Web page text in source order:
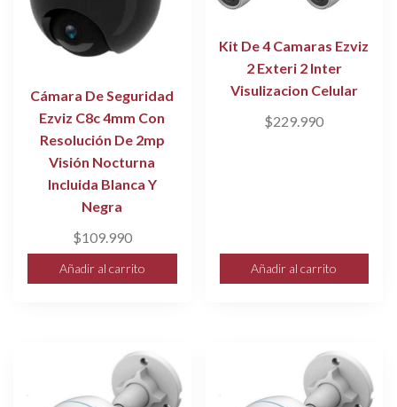
Cámara De Seguridad
Ezviz C8c 4mm Con
Resolución De 2mp
Visión Nocturna
Incluida Blanca Y
Negra
$109.990
Añadir al carrito
Kit De 4 Camaras Ezviz
2 Exteri 2 Inter
Visulizacion Celular
$229.990
Añadir al carrito